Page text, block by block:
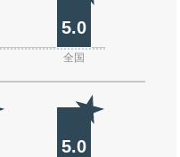
5.0
全国
5.0